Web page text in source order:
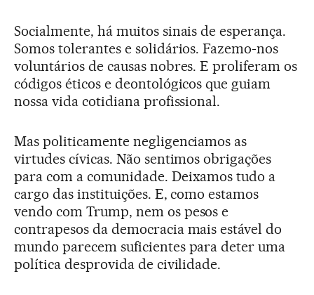
Socialmente, há muitos sinais de esperança.
Somos tolerantes e solidários. Fazemo-nos
voluntários de causas nobres. E proliferam os
códigos éticos e deontológicos que guiam
nossa vida cotidiana profissional.
Mas politicamente negligenciamos as
virtudes cívicas. Não sentimos obrigações
para com a comunidade. Deixamos tudo a
cargo das instituições. E, como estamos
vendo com Trump, nem os pesos e
contrapesos da democracia mais estável do
mundo parecem suficientes para deter uma
política desprovida de civilidade.